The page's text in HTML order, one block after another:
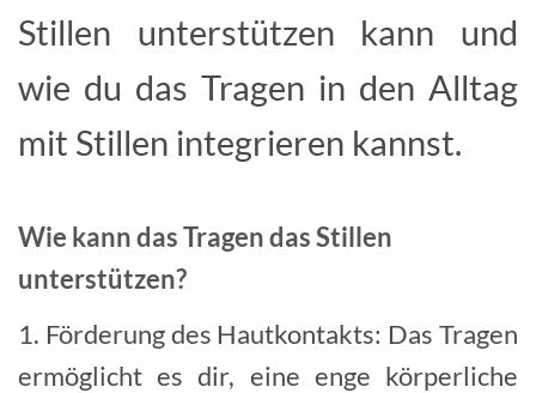
Stillen unterstützen kann und
wie du das Tragen in den Alltag
mit Stillen integrieren kannst.
Wie kann das Tragen das Stillen
unterstützen?
1. Förderung des Hautkontakts: Das Tragen
ermöglicht es dir, eine enge körperliche